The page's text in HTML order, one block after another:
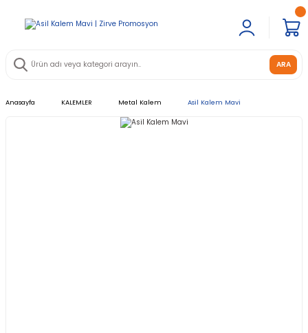
ARA
Anasayfa KALEMLER Metal Kalem Asil Kalem Mavi